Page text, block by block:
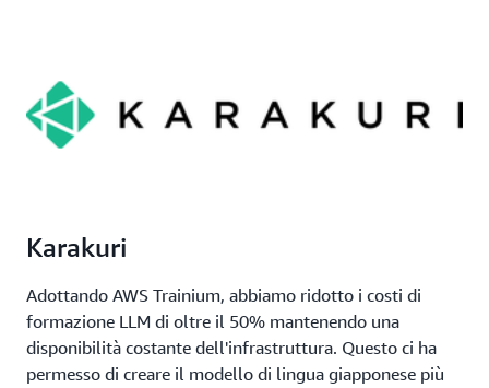
Karakuri
Adottando AWS Trainium, abbiamo ridotto i costi di
formazione LLM di oltre il 50% mantenendo una
disponibilità costante dell'infrastruttura. Questo ci ha
permesso di creare il modello di lingua giapponese più